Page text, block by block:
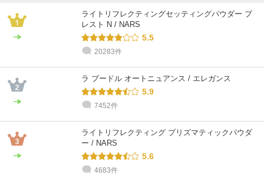
ライトリフレクティングセッティングパウダー プ
レスト N / NARS
5.5
20283件
ラ プードル オートニュアンス / エレガンス
5.9
7452件
ライトリフレクティング プリズマティックパウダ
ー / NARS
5.6
4683件